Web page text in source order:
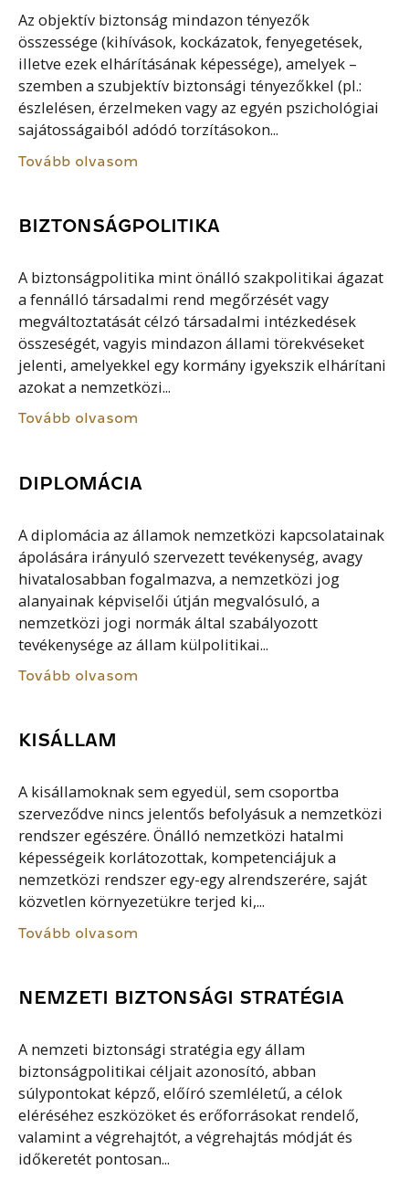
Az objektív biztonság mindazon tényezők
összessége (kihívások, kockázatok, fenyegetések,
illetve ezek elhárításának képessége), amelyek –
szemben a szubjektív biztonsági tényezőkkel (pl.:
észlelésen, érzelmeken vagy az egyén pszichológiai
sajátosságaiból adódó torzításokon...
Tovább olvasom
BIZTONSÁGPOLITIKA
A biztonságpolitika mint önálló szakpolitikai ágazat
a fennálló társadalmi rend megőrzését vagy
megváltoztatását célzó társadalmi intézkedések
összeségét, vagyis mindazon állami törekvéseket
jelenti, amelyekkel egy kormány igyekszik elhárítani
azokat a nemzetközi...
Tovább olvasom
DIPLOMÁCIA
A diplomácia az államok nemzetközi kapcsolatainak
ápolására irányuló szervezett tevékenység, avagy
hivatalosabban fogalmazva, a nemzetközi jog
alanyainak képviselői útján megvalósuló, a
nemzetközi jogi normák által szabályozott
tevékenysége az állam külpolitikai...
Tovább olvasom
KISÁLLAM
A kisállamoknak sem egyedül, sem csoportba
szerveződve nincs jelentős befolyásuk a nemzetközi
rendszer egészére. Önálló nemzetközi hatalmi
képességeik korlátozottak, kompetenciájuk a
nemzetközi rendszer egy-egy alrendszerére, saját
közvetlen környezetükre terjed ki,...
Tovább olvasom
NEMZETI BIZTONSÁGI STRATÉGIA
A nemzeti biztonsági stratégia egy állam
biztonságpolitikai céljait azonosító, abban
súlypontokat képző, előíró szemléletű, a célok
eléréséhez eszközöket és erőforrásokat rendelő,
valamint a végrehajtót, a végrehajtás módját és
időkeretét pontosan...